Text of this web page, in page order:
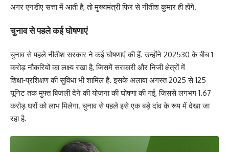
अगर एनडीए सत्ता में आती है, तो मुख्यमंत्री फिर से नीतीश कुमार ही होंगे.
चुनाव से पहले कई घोषणाएं
चुनाव से पहले नीतीश सरकार ने कई घोषणाएं की हैं. उन्होंने 202530 के बीच 1
करोड़ नौकरियों का लक्ष्य रखा है, जिसमें सरकारी और निजी क्षेत्रों में
शिक्षा‑प्रशिक्षण की सुविधा भी शामिल है. इसके अलावा अगस्त 2025 से 125
यूनिट तक मुफ्त बिजली देने की योजना की घोषणा की गई, जिससे लगभग 1.67
करोड़ घरों को लाभ मिलेगा. चुनाव से पहले इसे एक बड़े दांव के रूप में देखा जा
रहा है.